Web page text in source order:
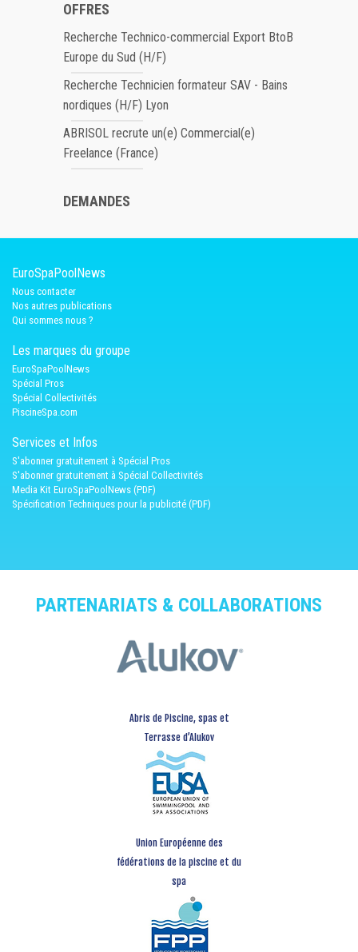
OFFRES
Recherche Technico-commercial Export BtoB
Europe du Sud (H/F)
Recherche Technicien formateur SAV - Bains
nordiques (H/F) Lyon
ABRISOL recrute un(e) Commercial(e)
Freelance (France)
DEMANDES
EuroSpaPoolNews
Nous contacter
Nos autres publications
Qui sommes nous ?
Les marques du groupe
EuroSpaPoolNews
Spécial Pros
Spécial Collectivités
PiscineSpa.com
Services et Infos
S'abonner gratuitement à Spécial Pros
S'abonner gratuitement à Spécial Collectivités
Media Kit EuroSpaPoolNews (PDF)
Spécification Techniques pour la publicité (PDF)
PARTENARIATS & COLLABORATIONS
Abris de Piscine, spas et
Terrasse d’Alukov
Union Européenne des
fédérations de la piscine et du
spa